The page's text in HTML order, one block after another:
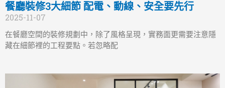
餐廳裝修3大細節 配電、動線、安全要先行
2025-11-07
在餐廳空間的裝修規劃中，除了風格呈現，實務面更需要注意隱
藏在細節裡的工程要點。若忽略配